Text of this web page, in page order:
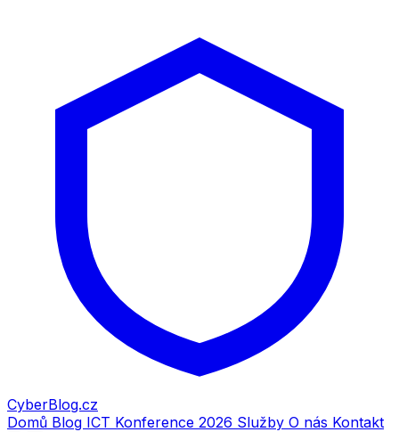
CyberBlog.cz
Domů Blog ICT Konference 2026 Služby O nás Kontakt